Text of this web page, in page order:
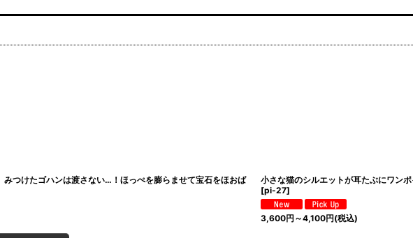
つけたゴハンは渡さない…！ほっぺを膨らませて宝石をほおば
小さな猫のシルエットが耳たぶにワン
[pi-27]
3,600円 ～4,100円(税込)